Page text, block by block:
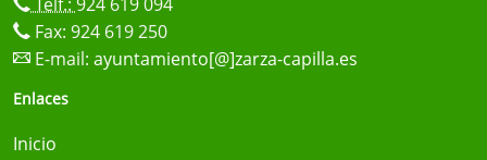
Fax: 924 619 250
E-mail: ayuntamiento[@]zarza-capilla.es
Enlaces
Inicio